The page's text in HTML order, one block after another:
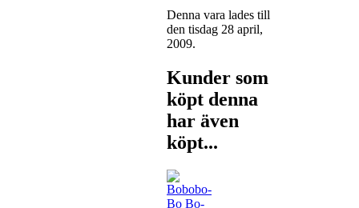
Denna vara lades till
den tisdag 28 april,
2009.
Kunder som
köpt denna
har även
köpt...